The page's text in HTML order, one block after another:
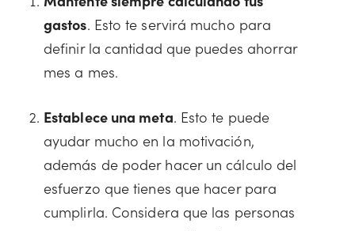
gastos. Esto te servirá mucho para
definir la cantidad que puedes ahorrar
mes a mes.
Establece una meta. Esto te puede
ayudar mucho en la motivación,
además de poder hacer un cálculo del
esfuerzo que tienes que hacer para
cumplirla. Considera que las personas